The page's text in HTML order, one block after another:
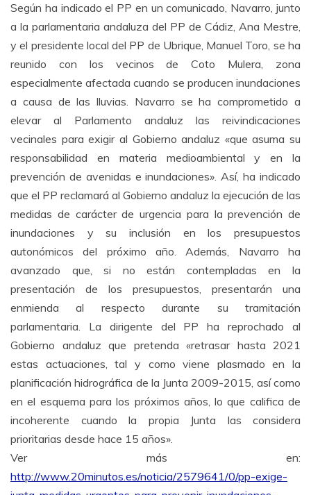
Según ha indicado el PP en un comunicado, Navarro, junto
a la parlamentaria andaluza del PP de Cádiz, Ana Mestre,
y el presidente local del PP de Ubrique, Manuel Toro, se ha
reunido con los vecinos de Coto Mulera, zona
especialmente afectada cuando se producen inundaciones
a causa de las lluvias. Navarro se ha comprometido a
elevar al Parlamento andaluz las reivindicaciones
vecinales para exigir al Gobierno andaluz «que asuma su
responsabilidad en materia medioambiental y en la
prevención de avenidas e inundaciones». Así, ha indicado
que el PP reclamará al Gobierno andaluz la ejecución de las
medidas de carácter de urgencia para la prevención de
inundaciones y su inclusión en los presupuestos
autonómicos del próximo año. Además, Navarro ha
avanzado que, si no están contempladas en la
presentación de los presupuestos, presentarán una
enmienda al respecto durante su tramitación
parlamentaria. La dirigente del PP ha reprochado al
Gobierno andaluz que pretenda «retrasar hasta 2021
estas actuaciones, tal y como viene plasmado en la
planificación hidrográfica de la Junta 2009-2015, así como
en el esquema para los próximos años, lo que califica de
incoherente cuando la propia Junta las considera
prioritarias desde hace 15 años».
Ver más en:
http://www.20minutos.es/noticia/2579641/0/pp-exige-